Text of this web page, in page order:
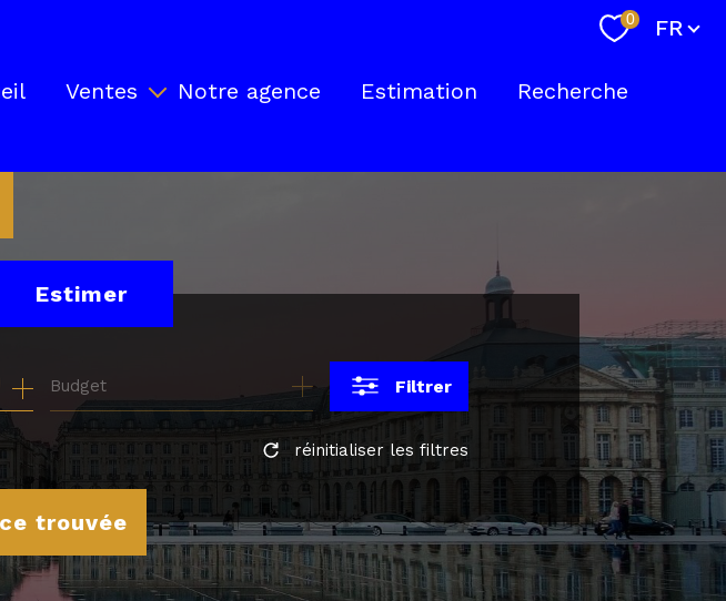
0 FR
Ventes
professionnels en vente
Biens vendus par Ancrage
Notre agence Estimation Recherche
Estimer
Budget Filtrer
trouvée
réinitialiser les filtres